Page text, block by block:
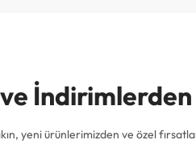
yeni ürünlerimizden ve özel